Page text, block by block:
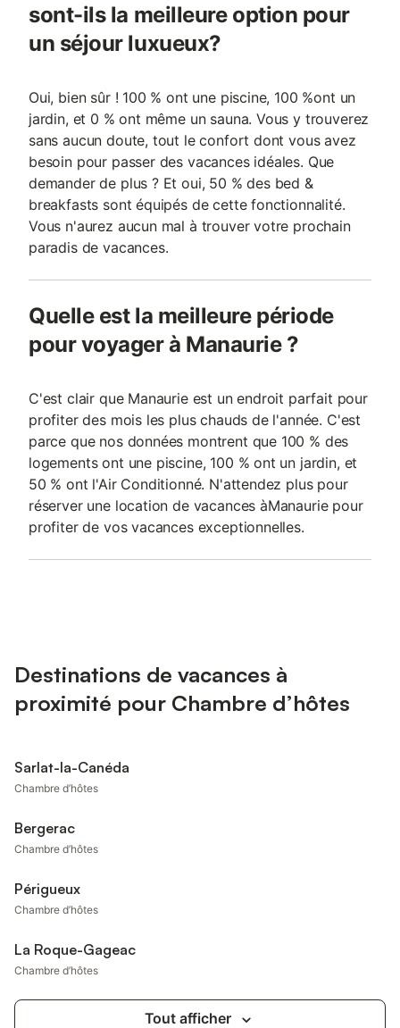
sont-ils la meilleure option pour
un séjour luxueux?
Oui, bien sûr ! 100 % ont une piscine, 100 %ont un
jardin, et 0 % ont même un sauna. Vous y trouverez
sans aucun doute, tout le confort dont vous avez
besoin pour passer des vacances idéales. Que
demander de plus ? Et oui, 50 % des bed &
breakfasts sont équipés de cette fonctionnalité.
Vous n'aurez aucun mal à trouver votre prochain
paradis de vacances.
Quelle est la meilleure période
pour voyager à Manaurie ?
C'est clair que Manaurie est un endroit parfait pour
profiter des mois les plus chauds de l'année. C'est
parce que nos données montrent que 100 % des
logements ont une piscine, 100 % ont un jardin, et
50 % ont l'Air Conditionné. N'attendez plus pour
réserver une location de vacances àManaurie pour
profiter de vos vacances exceptionnelles.
Destinations de vacances à
proximité pour Chambre d’hôtes
Sarlat-la-Canéda
Chambre d’hôtes
Bergerac
Chambre d’hôtes
Périgueux
Chambre d’hôtes
La Roque-Gageac
Chambre d’hôtes
Tout afficher